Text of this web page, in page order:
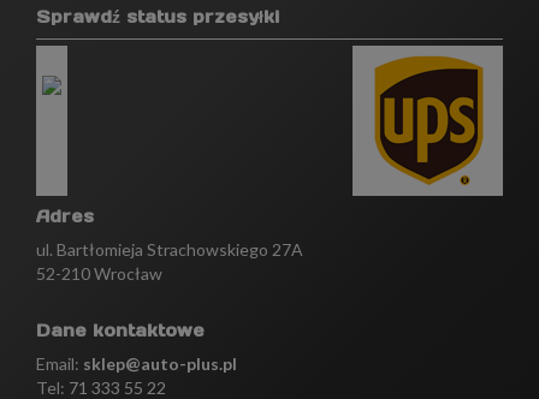
Sprawdź status przesyłki
Adres
ul. Bartłomieja Strachowskiego 27A
52-210 Wrocław
Dane kontaktowe
Email: sklep@auto-plus.pl
Tel: 71 333 55 22